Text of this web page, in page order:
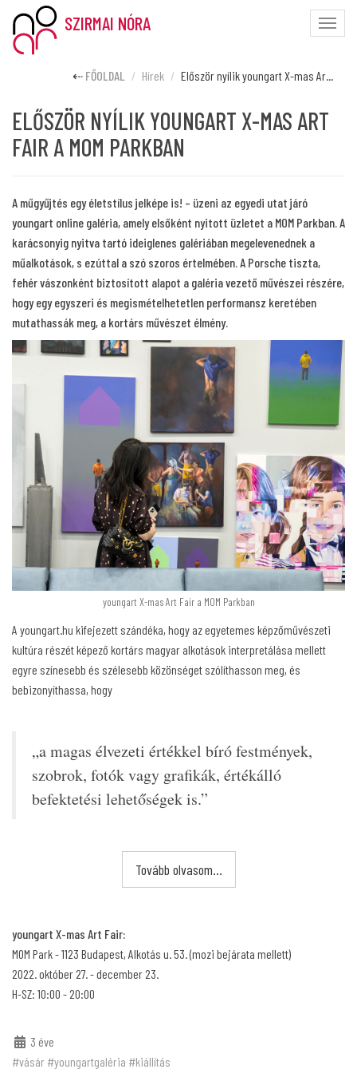
Toggle
SZIRMAI NÓRA
FŐOLDAL Hírek Először nyílik youngart X-mas Ar...
ELŐSZÖR NYÍLIK YOUNGART X-MAS ART
FAIR A MOM PARKBAN
A műgyűjtés egy életstílus jelképe is! – üzeni az egyedi utat járó
youngart online galéria, amely elsőként nyitott üzletet a MOM Parkban. A
karácsonyig nyitva tartó ideiglenes galériában megelevenednek a
műalkotások, s ezúttal a szó szoros értelmében. A Porsche tiszta,
fehér vászonként biztosított alapot a galéria vezető művészei részére,
hogy egy egyszeri és megismételhetetlen performansz keretében
mutathassák meg, a kortárs művészet élmény.
youngart X-mas Art Fair a MOM Parkban
A youngart.hu kifejezett szándéka, hogy az egyetemes képzőművészeti
kultúra részét képező kortárs magyar alkotások interpretálása mellett
egyre színesebb és szélesebb közönséget szólíthasson meg, és
bebizonyíthassa, hogy
„a magas élvezeti értékkel bíró festmények,
szobrok, fotók vagy grafikák, értékálló
befektetési lehetőségek is.”
Tovább olvasom...
youngart X-mas Art Fair:
MOM Park - 1123 Budapest, Alkotás u. 53. (mozi bejárata mellett)
2022. október 27. - december 23.
H-SZ: 10:00 - 20:00
3 éve
#vásár #youngartgaléria #kiállítás